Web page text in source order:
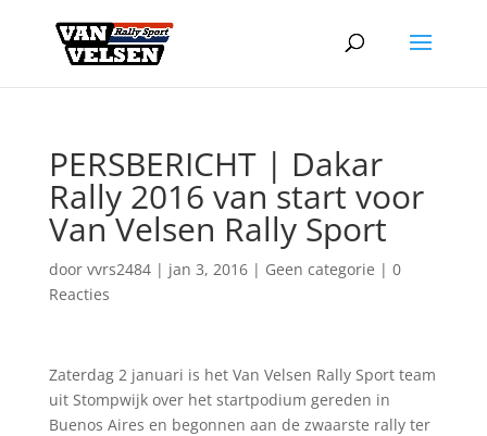
PERSBERICHT | Dakar
Rally 2016 van start voor
Van Velsen Rally Sport
door vvrs2484| jan 3, 2016| Geen categorie | 0
Reacties
Zaterdag 2 januari is het Van Velsen Rally Sport team
uit Stompwijk over het startpodium gereden in
Buenos Aires en begonnen aan de zwaarste rally ter